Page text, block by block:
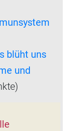
blüht uns
und